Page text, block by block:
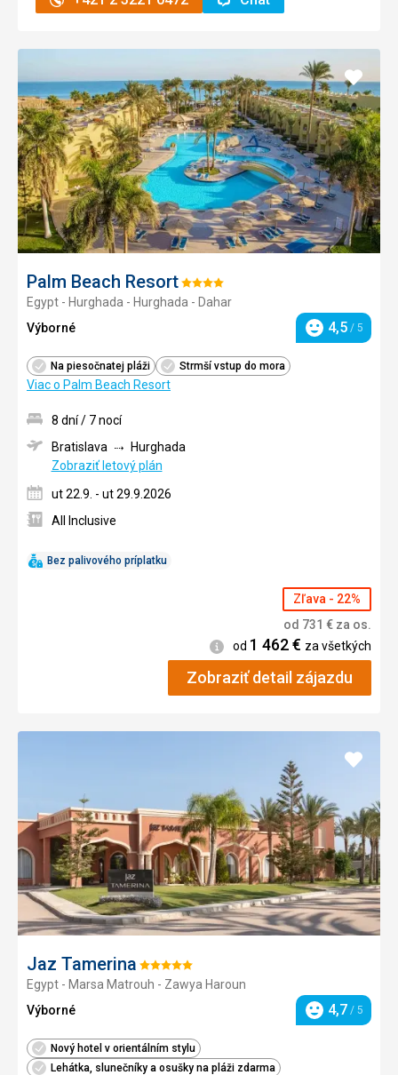
Palm Beach ResortHodnotenie:
4/5
Egypt - Hurghada - Hurghada - Dahar
Výborné
Hodnotenie
4,5 / 5
Na piesočnatej pláži Strmší vstup do mora
Viac o Palm Beach Resort
Pridať
do
Bez palivového príplatku
8 dní / 7 nocí
Bratislava
Hurghada
Zobraziť letový plán
ut 22.9. - ut 29.9.2026
All Inclusive
Zľava - 22%
od 731 € za os.
Informácie
od 1 462€ za všetkých
Zobraziť detail zájazdu
Jaz Tamerina Hodnotenie:
5/5
Egypt - Marsa Matrouh - Zawya Haroun
Výborné
Hodnotenie
4,7 / 5
Nový hotel v orientálním stylu
Lehátka, slunečníky a osušky na pláži zdarma
Pridať